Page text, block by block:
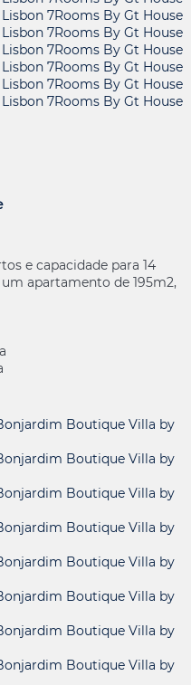
e capacidade para 14
apartamento de 195m2,